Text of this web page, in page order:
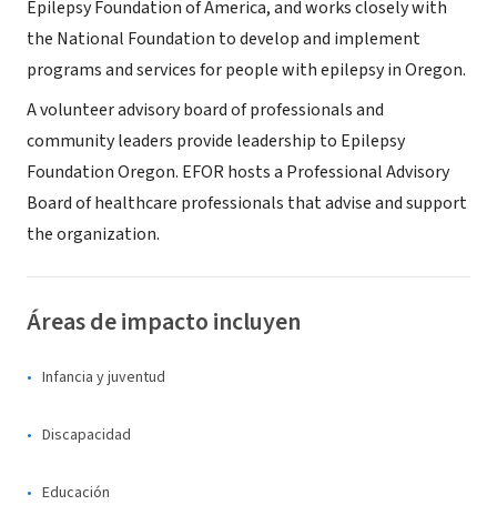
Epilepsy Foundation of America, and works closely with
the National Foundation to develop and implement
programs and services for people with epilepsy in Oregon.
A volunteer advisory board of professionals and
community leaders provide leadership to Epilepsy
Foundation Oregon. EFOR hosts a Professional Advisory
Board of healthcare professionals that advise and support
the organization.
Áreas de impacto incluyen
Infancia y juventud
Discapacidad
Educación